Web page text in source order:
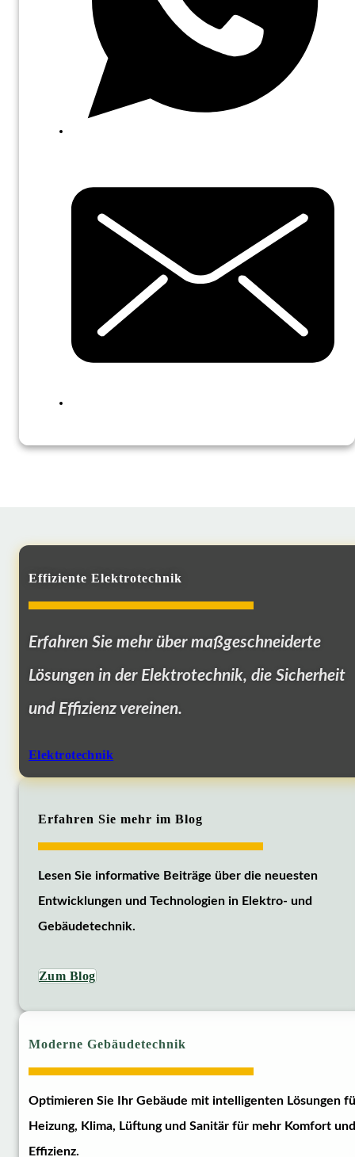
Effiziente Elektrotechnik
Erfahren Sie mehr über maßgeschneiderte
Lösungen in der Elektrotechnik, die Sicherheit
und Effizienz vereinen.
Elektrotechnik
Erfahren Sie mehr im Blog
Lesen Sie informative Beiträge über die neuesten
Entwicklungen und Technologien in Elektro- und
Gebäudetechnik.
Zum Blog
Moderne Gebäudetechnik
Optimieren Sie Ihr Gebäude mit intelligenten Lösungen
Heizung, Klima, Lüftung und Sanitär für mehr Komfort und
Effizienz.